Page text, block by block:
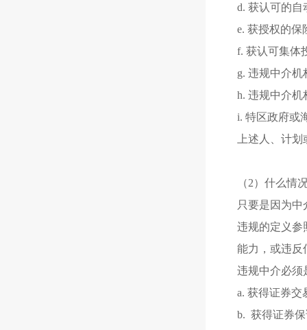
d. 获认可的自
e. 获授权的保
f. 获认可集体
g. 违规中介
h. 违规中介
i. 特区政府或
上述人、计
（2）什么情
只要是因为
违规的定义参
能力，或违反
违规中介必须
a. 获得证券交
b. 获得证券